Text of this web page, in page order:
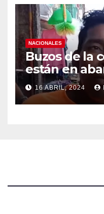
NACIONALES
Buzos de la
están en
16 ABRIL, 2024